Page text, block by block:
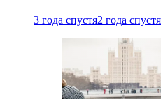
3 года спустя2 года спустя